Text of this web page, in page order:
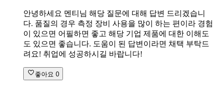
안녕하세요 멘티님 해당 질문에 대해 답변 드리겠습니
다. 품질의 경우 측정 장비 사용을 많이 하는 편이라 경험
이 있으면 어필하면 좋고 해당 기업 제품에 대한 이해도
도 있으면 좋습니다. 도움이 된 답변이라면 채택 부탁드
려요! 취업에 성공하시길 바랍니다!
좋아요 0